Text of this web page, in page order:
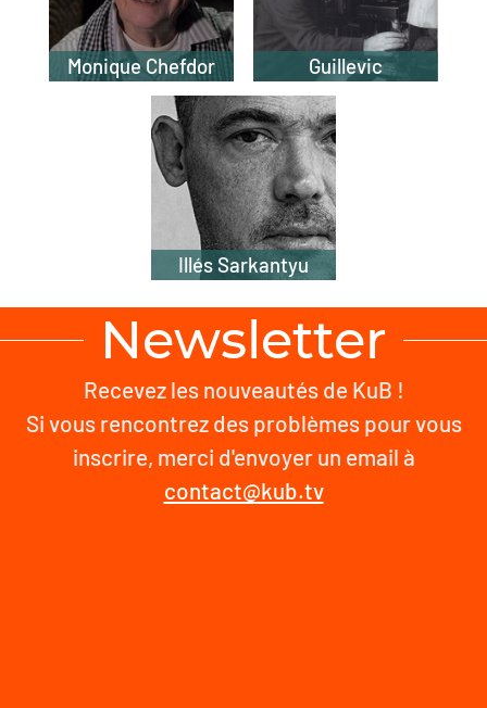
Monique Chefdor Guillevic
Illés Sarkantyu
Newsletter
Recevez les nouveautés de KuB !
Si vous rencontrez des problèmes pour vous
inscrire, merci d'envoyer un email à
contact@kub.tv